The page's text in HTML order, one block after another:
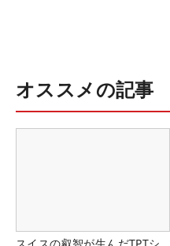
オススメの記事